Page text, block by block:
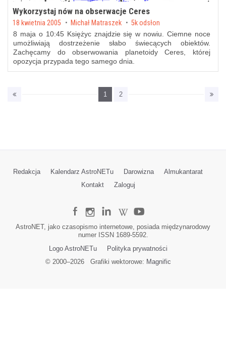
Wykorzystaj nów na obserwacje Ceres
Posted on
18 kwietnia 2005 by Michał Matraszek 5k odsłon
8 maja o 10:45 Księżyc znajdzie się w nowiu. Ciemne noce
umożliwiają dostrzeżenie słabo świecących obiektów.
Zachęcamy do obserwowania planetoidy Ceres, której
opozycja przypada tego samego dnia.
1 2
Redakcja Kalendarz AstroNETu Darowizna
Almukantarat
Kontakt
Zaloguj
AstroNET, jako czasopismo internetowe, posiada międzynarodowy
numer ISSN 1689-5592.
Logo AstroNETu
Polityka prywatności
© 2000–2026Grafiki wektorowe: Magnific